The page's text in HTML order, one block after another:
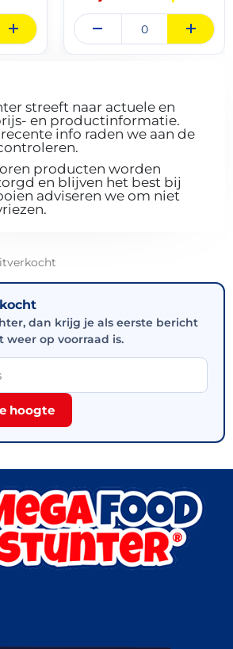
streeft naar actuele en
en productinformatie.
info raden we aan de
producten worden
en blijven het best bij
adviseren we om niet
dan krijg je als eerste bericht
weer op voorraad is.
hoogte